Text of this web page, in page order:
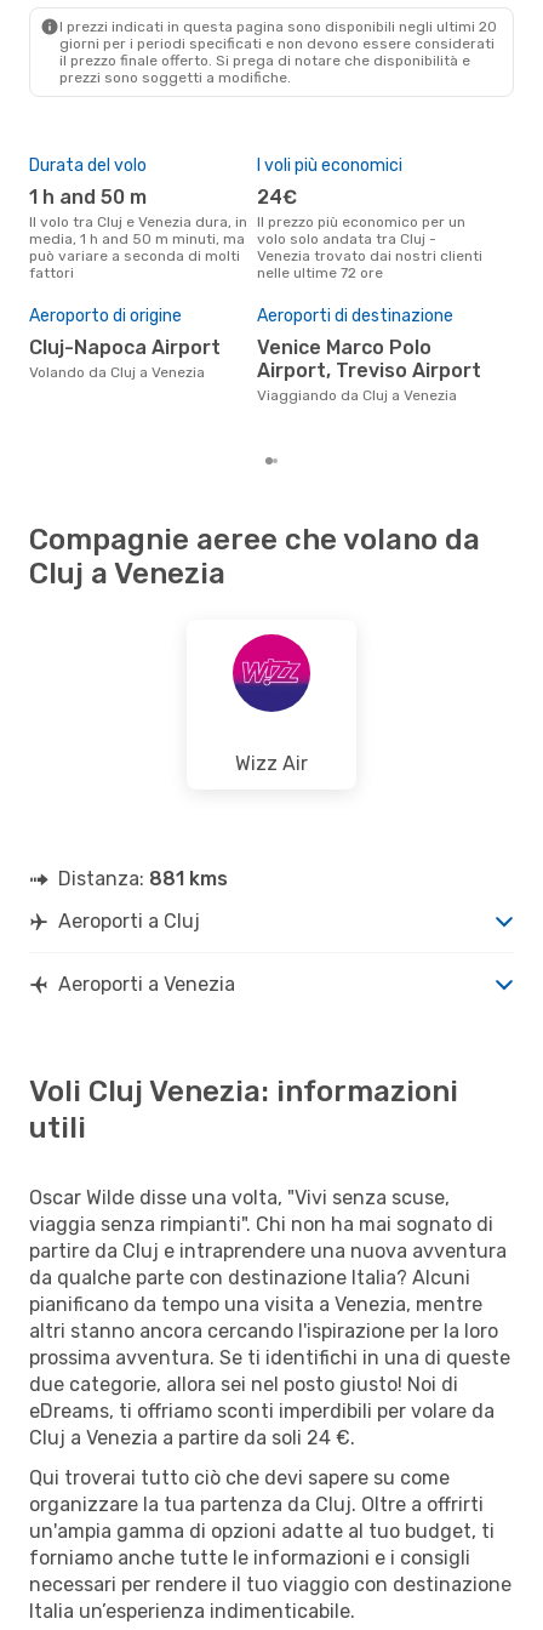
I prezzi indicati in questa pagina sono disponibili negli ultimi 20
giorni per i periodi specificati e non devono essere considerati
il ​​prezzo finale offerto. Si prega di notare che disponibilità e
prezzi sono soggetti a modifiche.
Durata del volo
1 h and 50 m
Il volo tra Cluj e Venezia dura, in
media, 1 h and 50 m minuti, ma
può variare a seconda di molti
fattori
I voli più economici
24€
Il prezzo più economico per un
volo solo andata tra Cluj -
Venezia trovato dai nostri clienti
nelle ultime 72 ore
Aeroporto di origine
Cluj-Napoca Airport
Volando da Cluj a Venezia
Aeroporti di destinazione
Venice Marco Polo
Airport, Treviso Airport
Viaggiando da Cluj a Venezia
Compagnie aeree che volano da
Cluj a Venezia
Wizz Air
Distanza: 881 kms
Aeroporti a Cluj
Aeroporti a Venezia
Voli Cluj Venezia: informazioni
utili
Oscar Wilde disse una volta, "Vivi senza scuse,
viaggia senza rimpianti". Chi non ha mai sognato di
partire da Cluj e intraprendere una nuova avventura
da qualche parte con destinazione Italia? Alcuni
pianificano da tempo una visita a Venezia, mentre
altri stanno ancora cercando l'ispirazione per la loro
prossima avventura. Se ti identifichi in una di queste
due categorie, allora sei nel posto giusto! Noi di
eDreams, ti offriamo sconti imperdibili per volare da
Cluj a Venezia a partire da soli 24 €.
Qui troverai tutto ciò che devi sapere su come
organizzare la tua partenza da Cluj. Oltre a offrirti
un'ampia gamma di opzioni adatte al tuo budget, ti
forniamo anche tutte le informazioni e i consigli
necessari per rendere il tuo viaggio con destinazione
Italia un’esperienza indimenticabile.